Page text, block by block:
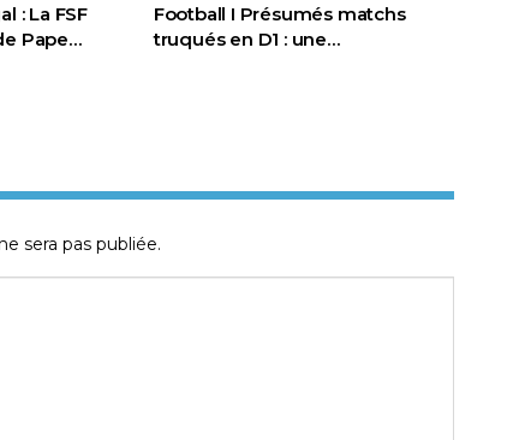
: La FSF
Pape…
Football I Présumés matchs
truqués en D1 : une…
sera pas publiée.